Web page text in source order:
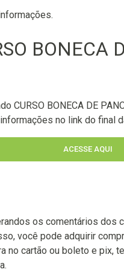
BONECA
CURSO BONECA DE
no link do final
ACESSE AQUI
os comentários dos
você pode adquirir
no cartão ou boleto e pix,